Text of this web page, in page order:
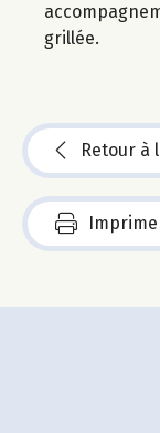
grillée.
Retour à